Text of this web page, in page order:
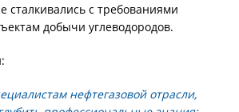
сталкивались с требованиями
добычи углеводородов.
нефтегазовой отрасли,